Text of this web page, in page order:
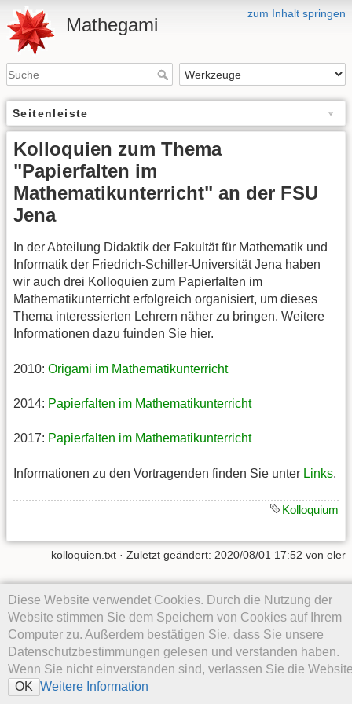
zum Inhalt springen
Mathegami
Seitenleiste
Kolloquien zum Thema
"Papierfalten im
Mathematikunterricht" an der FSU
Jena
In der Abteilung Didaktik der Fakultät für Mathematik und
Informatik der Friedrich-Schiller-Universität Jena haben
wir auch drei Kolloquien zum Papierfalten im
Mathematikunterricht erfolgreich organisiert, um dieses
Thema interessierten Lehrern näher zu bringen. Weitere
Informationen dazu fuinden Sie hier.
2010: Origami im Mathematikunterricht
2014: Papierfalten im Mathematikunterricht
2017: Papierfalten im Mathematikunterricht
Informationen zu den Vortragenden finden Sie unter Links.
Kolloquium
Diese Website verwendet Cookies. Durch die Nutzung der
Website stimmen Sie dem Speichern von Cookies auf Ihrem
Computer zu. Außerdem bestätigen Sie, dass Sie unsere
Datenschutzbestimmungen gelesen und verstanden haben.
Wenn Sie nicht einverstanden sind, verlassen Sie die
OK Weitere Information
kolloquien.txt · Zuletzt geändert: 2020/08/01 17:52 von eler
Falls nicht anders bezeichnet, ist der Inhalt dieses Wikis unter der
folgenden Lizenz veröffentlicht:
CC Attribution-Share Alike 4.0
International